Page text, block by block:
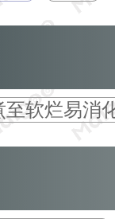
至软烂易消